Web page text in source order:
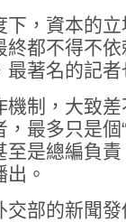
下，資本的
終都不得不
最著名的記
制，大致差
最多只是個
至是總編負
。
交部的新聞